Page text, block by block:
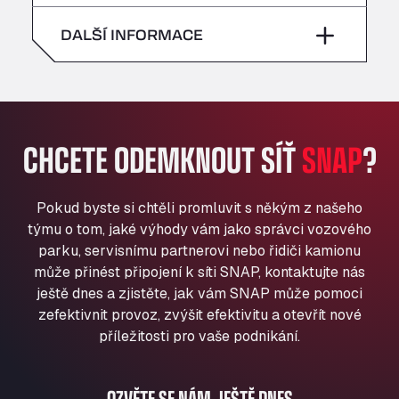
Klaverbladstaat 21, 3560
American Truck Wash
Andamur La Junquera
Andamur Pamplona
A-15 Salida Imarcoain, 31119
Andamur San Roman II
Aut A1 Exit 385, 01207
Anglia Motel
Washway Road, PE12 8LT
Anpol Sp. z o.o.
Aqua Ariva GmbH
neděle –
neděle –
DALŠÍ INFORMACE
CHCETE ODEMKNOUT SÍŤSNAP?
Pokud byste si chtěli promluvit s někým z našeho
týmu o tom, jaké výhody vám jako správci vozového
parku, servisnímu partnerovi nebo řidiči kamionu
může přinést připojení k síti SNAP, kontaktujte nás
ještě dnes a zjistěte, jak vám SNAP může pomoci
zefektivnit provoz, zvýšit efektivitu a otevřít nové
příležitosti pro vaše podnikání.